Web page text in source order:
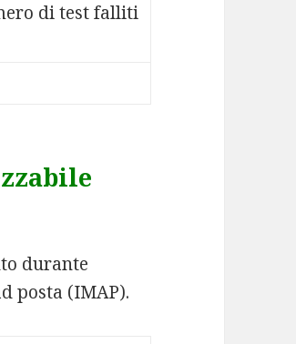
di test falliti
durante
posta (IMAP).